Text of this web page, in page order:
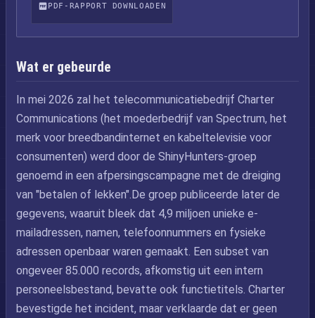
PDF-RAPPORT DOWNLOADEN
Wat er gebeurde
In mei 2026 zal het telecommunicatiebedrijf Charter
Communications (het moederbedrijf van Spectrum, het
merk voor breedbandinternet en kabeltelevisie voor
consumenten) werd door de ShinyHunters-groep
genoemd in een afpersingscampagne met de dreiging
van "betalen of lekken".De groep publiceerde later de
gegevens, waaruit bleek dat 4,9 miljoen unieke e-
mailadressen, namen, telefoonnummers en fysieke
adressen openbaar waren gemaakt. Een subset van
ongeveer 85.000 records, afkomstig uit een intern
personeelsbestand, bevatte ook functietitels. Charter
bevestigde het incident, maar verklaarde dat er geen